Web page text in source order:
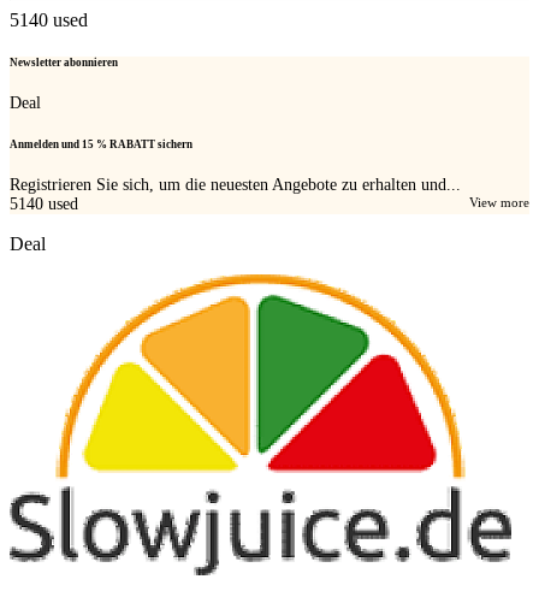
5140 used
Newsletter abonnieren
Deal
Anmelden und 15 % RABATT sichern
Registrieren Sie sich, um die neuesten Angebote zu erhalten und...
View more
5140 used
Deal